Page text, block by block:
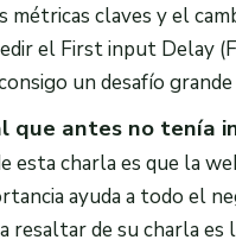
métricas claves y el
el First input Delay
un desafío
que antes no tenía
esta charla es que la
ayuda a todo el
de su charla es